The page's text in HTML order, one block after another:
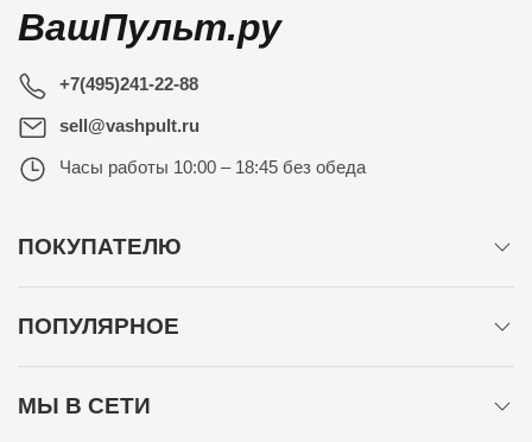
ВашПульт.ру
+7(495)241-22-88
sell@vashpult.ru
Часы работы 10:00 – 18:45 без обеда
ПОКУПАТЕЛЮ
ПОПУЛЯРНОЕ
МЫ В СЕТИ